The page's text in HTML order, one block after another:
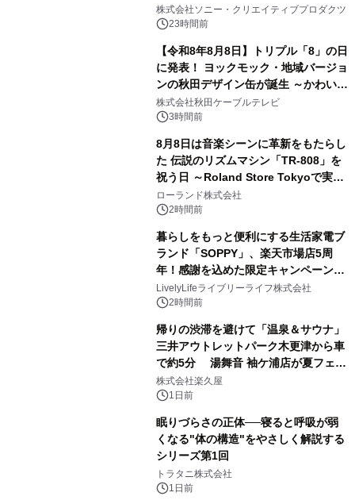
ラボレーション サウナイキタイコラ
ボグッズも発売決定！
株式会社ソニー・クリエイティブプロダクツ
23時間前
【令和8年8月8日】トリプル「8」の日
に発表！ ヨックモック・地域バージョ
ンの秋田デザイン缶が誕生 ～かわいい
秋田犬の子犬と秋田の四季と名所を巡
るパッケージ～ 9月1日(火)秋田県内で
株式会社秋田ケーブルテレビ
3時間前
8月8日は音楽シーンに革新をもたらし
た 伝説のリズムマシン「TR-808」を
祝う日 ～Roland Store Tokyoで実機
を展示しての 記念キャンペーンを開
催 英国ラジオ「NTS」の 特別プログ
アーティストを フィーチャーしたアニ
メーションを公開～
ローランド株式会社
2時間前
暮らしをもっと便利にする生活家電ブ
ランド「SOPPY」、楽天市場店5周
年！感謝を込めた限定キャンペーンを
8月10日より開催
LivelyLifeライブリーライフ株式会社
2時間前
帰りの渋滞を避けて「温泉＆サウナ」
三井アウトレットパーク木更津から車
で約5分 湯舞音 袖ケ浦店が夏フェア
メニューを提供
株式会社楽久屋
1日前
眠りづらさの正体──寝ると呼吸が弱
くなる"体の構造"をやさしく解説する
シリーズ第1回
トラタニ株式会社
1日前